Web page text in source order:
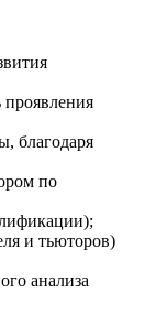
проявления
благодаря
по
и тьюторов)
анализа